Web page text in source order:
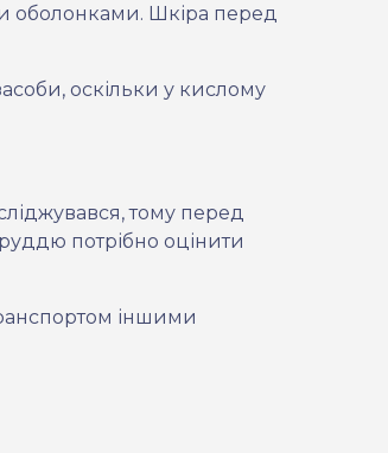
оболонками. Шкіра перед
оскільки у кислому
ався,тому перед
потрібно оцінити
іншими